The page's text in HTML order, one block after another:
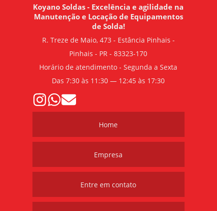
Koyano Soldas - Excelência e agilidade na
Manutenção e Locação de Equipamentos
de Solda!
R. Treze de Maio, 473 - Estância Pinhais -
Pinhais - PR - 83323-170
Horário de atendimento - Segunda a Sexta
Das 7:30 às 11:30 — 12:45 às 17:30
Home
Empresa
Entre em contato